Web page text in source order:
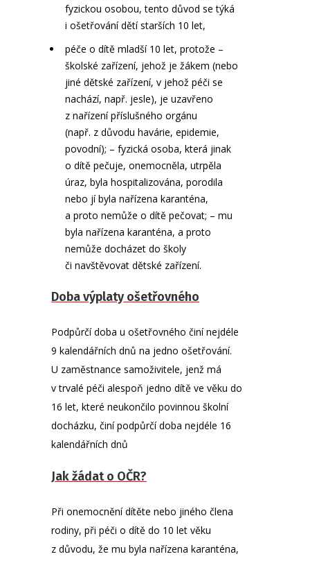
fyzickou osobou, tento důvod se týká
i ošetřování dětí starších 10 let,
péče o dítě mladší 10 let, protože –
školské zařízení, jehož je žákem (nebo
jiné dětské zařízení, v jehož péči se
nachází, např. jesle), je uzavřeno
z nařízení příslušného orgánu
(např. z důvodu havárie, epidemie,
povodní); – fyzická osoba, která jinak
o dítě pečuje, onemocněla, utrpěla
úraz, byla hospitalizována, porodila
nebo jí byla nařízena karanténa,
a proto nemůže o dítě pečovat; – mu
byla nařízena karanténa, a proto
nemůže docházet do školy
či navštěvovat dětské zařízení.
Doba výplaty ošetřovného
Podpůrčí doba u ošetřovného činí nejdéle
9 kalendářních dnů na jedno ošetřování.
U zaměstnance samoživitele, jenž má
v trvalé péči alespoň jedno dítě ve věku do
16 let, které neukončilo povinnou školní
docházku, činí podpůrčí doba nejdéle 16
kalendářních dnů
Jak žádat o OČR?
Při onemocnění dítěte nebo jiného člena
rodiny, při péči o dítě do 10 let věku
z důvodu, že mu byla nařízena karanténa,